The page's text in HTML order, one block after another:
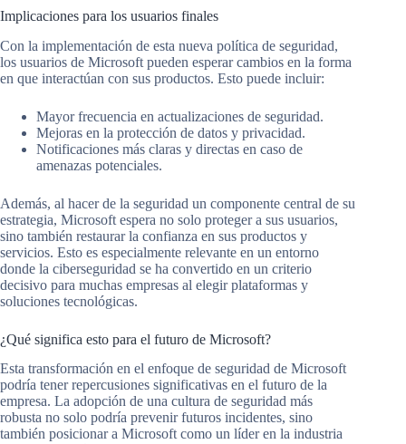
Implicaciones para los usuarios finales
Con la implementación de esta nueva política de seguridad,
los usuarios de Microsoft pueden esperar cambios en la forma
en que interactúan con sus productos. Esto puede incluir:
Mayor frecuencia en actualizaciones de seguridad.
Mejoras en la protección de datos y privacidad.
Notificaciones más claras y directas en caso de
amenazas potenciales.
Además, al hacer de la seguridad un componente central de su
estrategia, Microsoft espera no solo proteger a sus usuarios,
sino también restaurar la confianza en sus productos y
servicios. Esto es especialmente relevante en un entorno
donde la ciberseguridad se ha convertido en un criterio
decisivo para muchas empresas al elegir plataformas y
soluciones tecnológicas.
¿Qué significa esto para el futuro de Microsoft?
Esta transformación en el enfoque de seguridad de Microsoft
podría tener repercusiones significativas en el futuro de la
empresa. La adopción de una cultura de seguridad más
robusta no solo podría prevenir futuros incidentes, sino
también posicionar a Microsoft como un líder en la industria